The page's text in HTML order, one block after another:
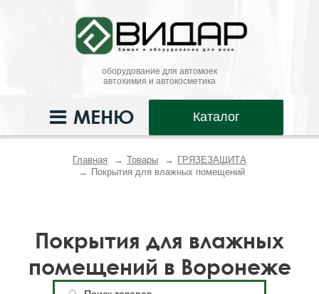
оборудование для автомоек
автохимия и автокосметика
Каталог
МЕНЮ
Главная Товары
ГРЯЗЕЗАЩИТА
Покрытия для влажных помещений
Покрытия для влажных
помещений в Воронеже